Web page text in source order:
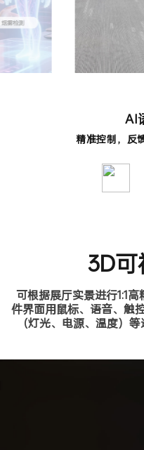
AI
精准控制，反
3D
可根据展厅实景进行1:1
件界面用鼠标、语音、触
（灯光、电源、温度）